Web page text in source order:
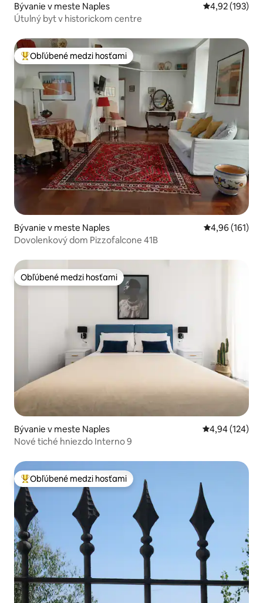
Bývanie v meste Naples Priemerné
4,92 (193)
Útulný byt v historickom centre
Najobľúbenejšie medzi hosťami
Obľúbené medzi hosťami
Bývanie v meste Naples Priemerné
4,96 (161)
Dovolenkový dom Pizzofalcone 41B
Obľúbené medzi hosťami
Obľúbené medzi hosťami
Bývanie v meste Naples Priemerné
4,94 (124)
Nové tiché hniezdo Interno 9
Najobľúbenejšie medzi hosťami
Obľúbené medzi hosťami